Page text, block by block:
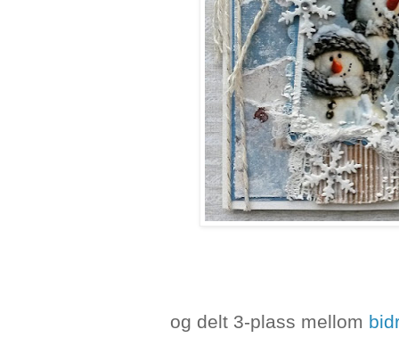
og delt 3-plass mellom